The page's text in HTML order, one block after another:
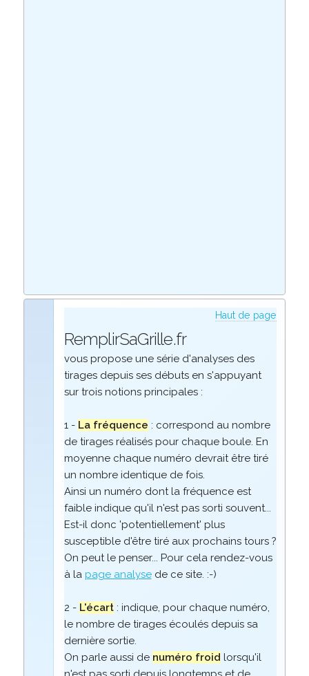
Haut de page
RemplirSaGrille.fr
vous propose une série d'analyses des
tirages depuis ses débuts en s'appuyant
sur trois notions principales :
1 - La fréquence : correspond au nombre
de tirages réalisés pour chaque boule. En
moyenne chaque numéro devrait être tiré
un nombre identique de fois.
Ainsi un numéro dont la fréquence est
faible indique qu'il n'est pas sorti souvent...
Est-il donc 'potentiellement' plus
susceptible d'être tiré aux prochains tours ?
On peut le penser... Pour cela rendez-vous
à la page analysede ce site. :-)
2 - L'écart: indique, pour chaque numéro,
le nombre de tirages écoulés depuis sa
dernière sortie.
On parle aussi de numéro froid lorsqu'il